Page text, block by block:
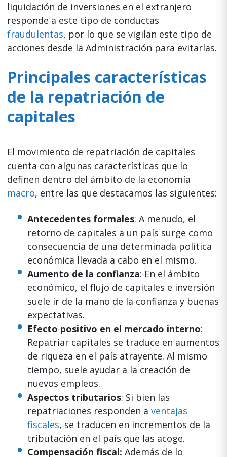
liquidación de inversiones en el extranjero
responde a este tipo de conductas
fraudulentas, por lo que se vigilan este tipo de
acciones desde la Administración para evitarlas.
Principales características
de la repatriación de
capitales
El movimiento de repatriación de capitales
cuenta con algunas características que lo
definen dentro del ámbito de la economía
macro, entre las que destacamos las siguientes:
Antecedentes formales: A menudo, el
retorno de capitales a un país surge como
consecuencia de una determinada política
económica llevada a cabo en el mismo.
Aumento de la confianza: En el ámbito
económico, el flujo de capitales e inversión
suele ir de la mano de la confianza y buenas
expectativas.
Efecto positivo en el mercado interno:
Repatriar capitales se traduce en aumentos
de riqueza en el país atrayente. Al mismo
tiempo, suele ayudar a la creación de
nuevos empleos.
Aspectos tributarios: Si bien las
repatriaciones responden a ventajas
fiscales, se traducen en incrementos de la
tributación en el país que las acoge.
Compensación fiscal: Además de lo